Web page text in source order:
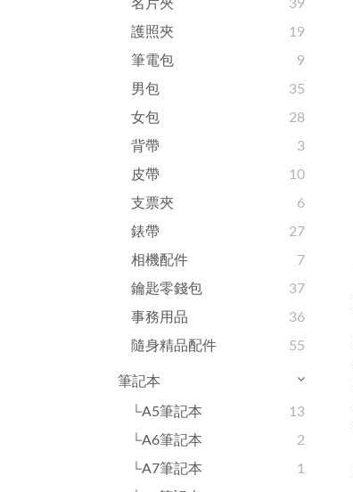
名片夾
39
護照夾
19
筆電包
9
男包
35
女包
28
背帶
3
皮帶
10
支票夾
6
錶帶
27
相機配件
7
鑰匙零錢包
37
事務用品
36
隨身精品配件
55
筆記本
└A5筆記本
13
└A6筆記本
2
└A7筆記本
1